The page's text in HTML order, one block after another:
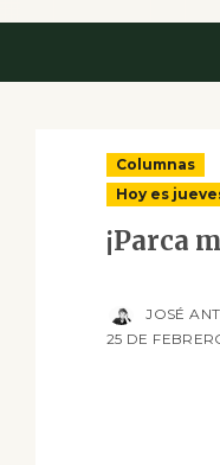
Columnas
Hoy es
¡Parca
JOSÉ
25 DE